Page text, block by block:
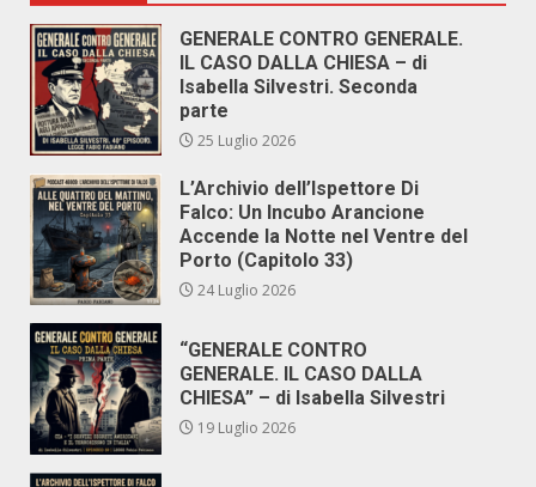
GENERALE CONTRO GENERALE.
IL CASO DALLA CHIESA – di
Isabella Silvestri. Seconda
parte
25 Luglio 2026
L’Archivio dell’Ispettore Di
Falco: Un Incubo Arancione
Accende la Notte nel Ventre del
Porto (Capitolo 33)
24 Luglio 2026
“GENERALE CONTRO
GENERALE. IL CASO DALLA
CHIESA” – di Isabella Silvestri
19 Luglio 2026